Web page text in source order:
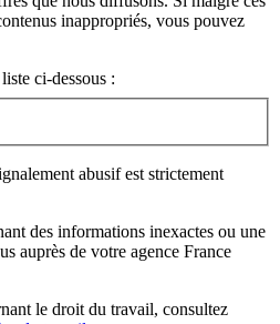
inappropriés, vous pouvez
ci-dessous :
abusif est strictement
des informations inexactes ou une
auprès de votre agence France
le droit du travail, consultez